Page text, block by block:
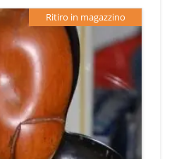
Ritiro in magazzino